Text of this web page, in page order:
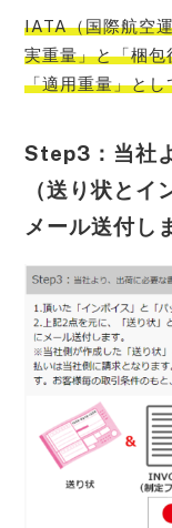
IATA（国際航空
実重量」と「梱
「適用重量」とし
Step3：当社
（送り状と
メール送付し